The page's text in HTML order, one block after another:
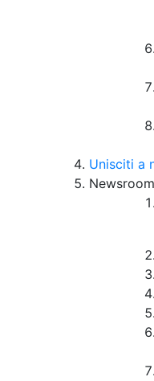
Unisciti a
Newsroom